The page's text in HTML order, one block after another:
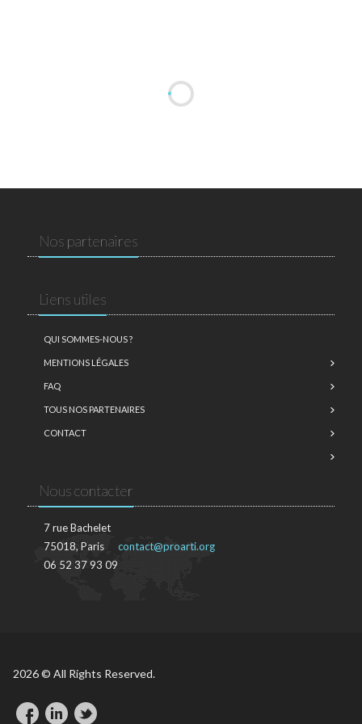
Nos partenaires
Liens utiles
QUI SOMMES-NOUS ?
MENTIONS LÉGALES
FAQ
TOUS NOS PARTENAIRES
CONTACT
Nous contacter
7 rue Bachelet
75018, Paris
06 52 37 93 09
contact@proarti.org
2026 © All Rights Reserved.